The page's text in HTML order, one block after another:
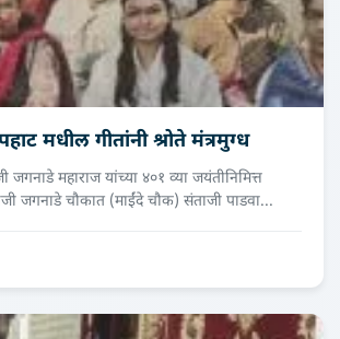
मधील गीतांनी श्रोते मंत्रमुग्ध
महाराज यांच्या ४०१ व्या जयंतीनिमित्त
जगनाडे चौकात (माईंदे चौक) संताजी पाडवा...